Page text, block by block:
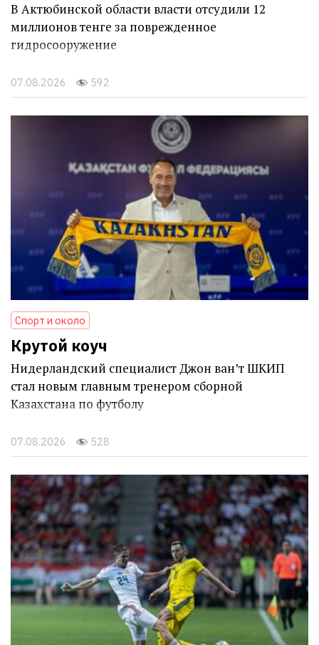
В Актюбинской области власти отсудили 12
миллионов тенге за поврежденное
гидросооружение
07.08.2026 592
Спорт и около
Крутой коуч
Нидерландский специалист Джон ван’т ШКИП
стал новым главным тренером сборной
Казахстана по футболу
07.08.2026 528